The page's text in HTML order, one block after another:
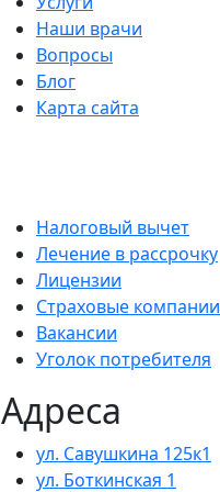
Наши врачи
Вопросы
Блог
Карта сайта
Налоговый вычет
Лечение в рассрочку
Лицензии
Страховые компании
Вакансии
Уголок потребителя
Адреса
ул. Савушкина 125к1
ул. Боткинская 1